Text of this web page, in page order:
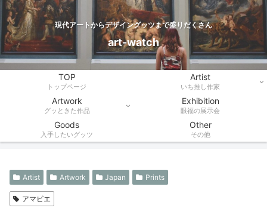
現代アートからデザイングッツまで盛りだくさん
art-watch
TOP
トップページ
Artist
いち推し作家
Artwork
グッときた作品
Exhibition
眼福の展示会
Goods
入手したいグッツ
Other
その他
Artist Artwork Japan Prints
アマビエ